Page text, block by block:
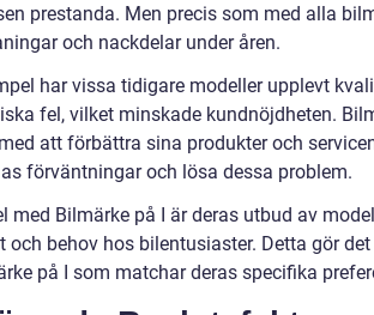
prestanda. Men precis som med alla
och nackdelar under åren.
har vissa tidigare modeller upplevt
fel, vilket minskade kundnöjdheten.
att förbättra sina produkter och
förväntningar och lösa dessa problem.
med Bilmärke på I är deras utbud av
och behov hos bilentusiaster. Detta gör
på I som matchar deras specifika